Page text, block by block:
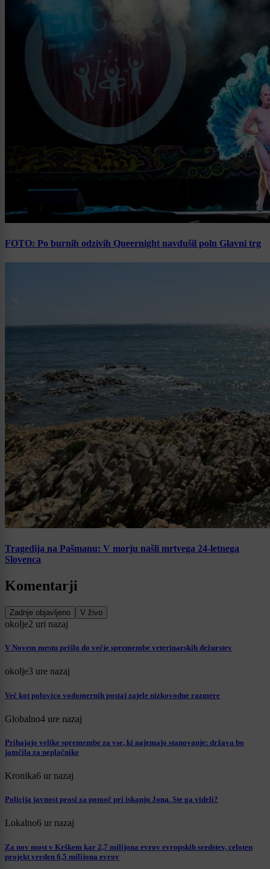
FOTO: Po burnih odzivih Queernight navdušil poln Glavni trg
Tragedija na Pašmanu: V morju našli mrtvega 24-letnega
Slovenca
Komentarji
Zadnje objavljeno V živo
okolje2 uri nazaj
V Novem mestu prišlo do večje spremembe veterinarskih dežurstev
okolje3 ure nazaj
Več kot polovico vodomernih postaj zajele nizkovodne razmere
Globalno4 ure nazaj
Prihajajo velike spremembe za vse, ki najemajo stanovanje: država bo
jamčila za neplačnike
Kronika6 ur nazaj
Policija javnost prosi za pomoč pri iskanju Jona. Ste ga videli?
Lokalno6 ur nazaj
Za nov most v Krškem kar 2,7 milijona evrov evropskih sredstev, celoten
projekt vreden 6,5 milijona evrov